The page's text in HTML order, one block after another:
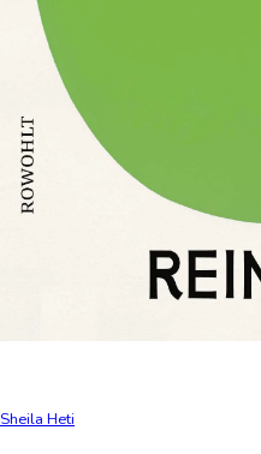
Sheila Heti